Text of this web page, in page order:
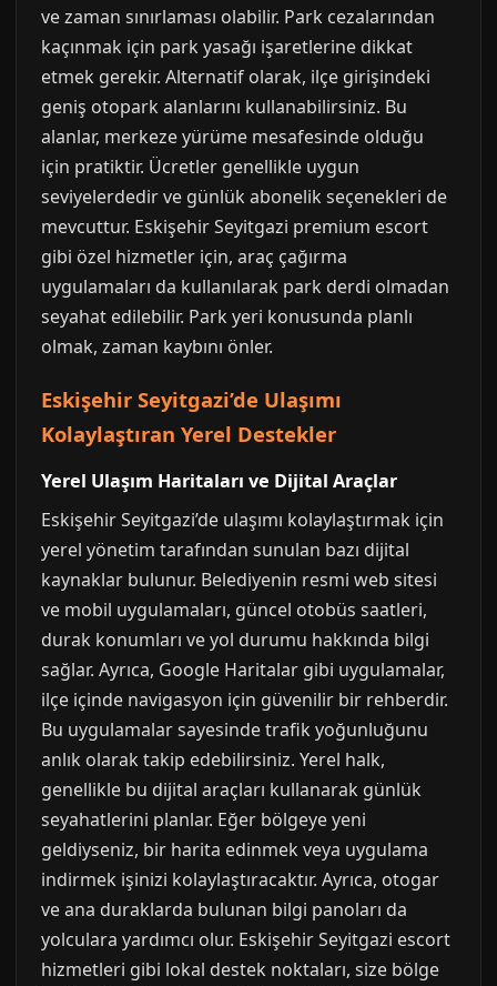
ve zaman sınırlaması olabilir. Park cezalarından
kaçınmak için park yasağı işaretlerine dikkat
etmek gerekir. Alternatif olarak, ilçe girişindeki
geniş otopark alanlarını kullanabilirsiniz. Bu
alanlar, merkeze yürüme mesafesinde olduğu
için pratiktir. Ücretler genellikle uygun
seviyelerdedir ve günlük abonelik seçenekleri de
mevcuttur. Eskişehir Seyitgazi premium escort
gibi özel hizmetler için, araç çağırma
uygulamaları da kullanılarak park derdi olmadan
seyahat edilebilir. Park yeri konusunda planlı
olmak, zaman kaybını önler.
Eskişehir Seyitgazi’de Ulaşımı
Kolaylaştıran Yerel Destekler
Yerel Ulaşım Haritaları ve Dijital Araçlar
Eskişehir Seyitgazi’de ulaşımı kolaylaştırmak için
yerel yönetim tarafından sunulan bazı dijital
kaynaklar bulunur. Belediyenin resmi web sitesi
ve mobil uygulamaları, güncel otobüs saatleri,
durak konumları ve yol durumu hakkında bilgi
sağlar. Ayrıca, Google Haritalar gibi uygulamalar,
ilçe içinde navigasyon için güvenilir bir rehberdir.
Bu uygulamalar sayesinde trafik yoğunluğunu
anlık olarak takip edebilirsiniz. Yerel halk,
genellikle bu dijital araçları kullanarak günlük
seyahatlerini planlar. Eğer bölgeye yeni
geldiyseniz, bir harita edinmek veya uygulama
indirmek işinizi kolaylaştıracaktır. Ayrıca, otogar
ve ana duraklarda bulunan bilgi panoları da
yolculara yardımcı olur. Eskişehir Seyitgazi escort
hizmetleri gibi lokal destek noktaları, size bölge